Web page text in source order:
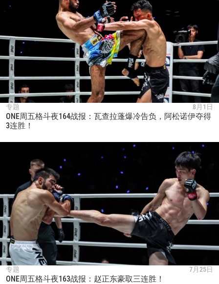
专题 8月1日
ONE周五格斗夜164战报：瓦查拉蓬爆冷告负，阿松诺伊夺得
3连胜！
专题 7月25日
ONE周五格斗夜163战报：赵正东豪取三连胜！